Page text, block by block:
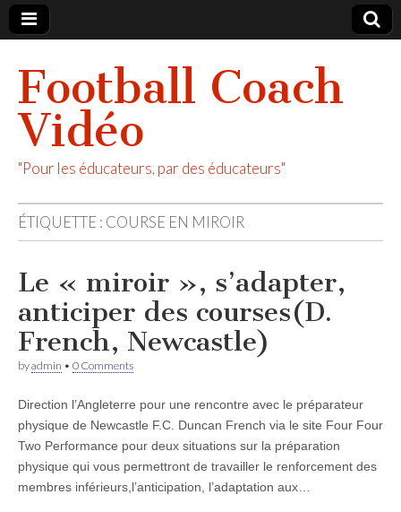
Football Coach
Vidéo
"Pour les éducateurs, par des éducateurs"
ÉTIQUETTE : COURSE EN MIROIR
Le « miroir », s’adapter,
anticiper des courses(D.
French, Newcastle)
byadmin • 0 Comments
Direction l’Angleterre pour une rencontre avec le préparateur
physique de Newcastle F.C. Duncan French via le site Four Four
Two Performance pour deux situations sur la préparation
physique qui vous permettront de travailler le renforcement des
membres inférieurs,l’anticipation, l’adaptation aux…